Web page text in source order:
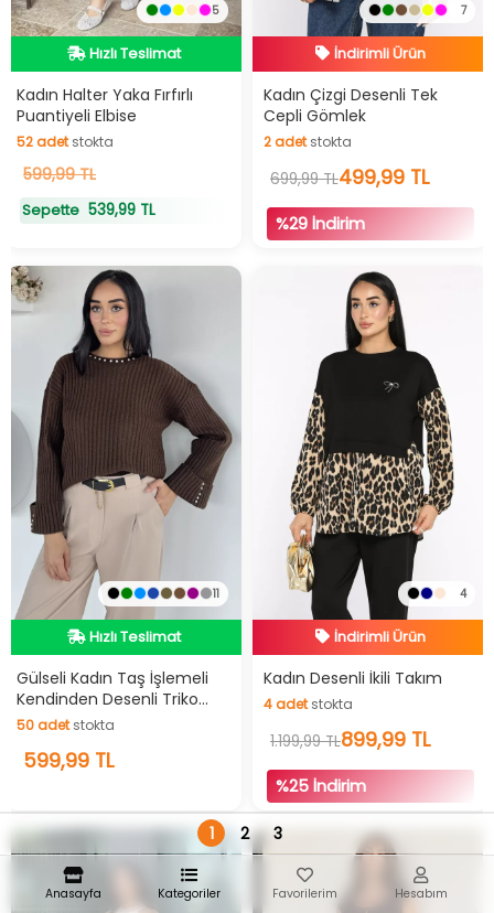
5
Hızlı Teslimat
Videolu Ürün
Hızlı Teslimat
Kadın Halter Yaka Fırfırlı
Puantiyeli Elbise
52adetstokta
52adetstokta
599,99 TL
Sepette 539,99 TL
7
İndirimli Ürün
Hızlı Teslimat
İndirimli Ürün
Kadın Çizgi Desenli Tek
Cepli Gömlek
2adetstokta
adetstokta
699,99 TL499,99 TL
%29 İndirim
11
Hızlı Teslimat
Videolu Ürün
Hızlı Teslimat
Gülseli Kadın Taş İşlemeli
Kendinden Desenli Triko
Kazak
50adetstokta
50adetstokta
599,99 TL
4
İndirimli Ürün
Hızlı Teslimat
İndirimli Ürün
Kadın Desenli İkili Takım
4adetstokta
4 adetstokta
1.199,99 TL899,99 TL
%25 İndirim
1 2 3
Anasayfa Kategoriler Favorilerim Hesabım